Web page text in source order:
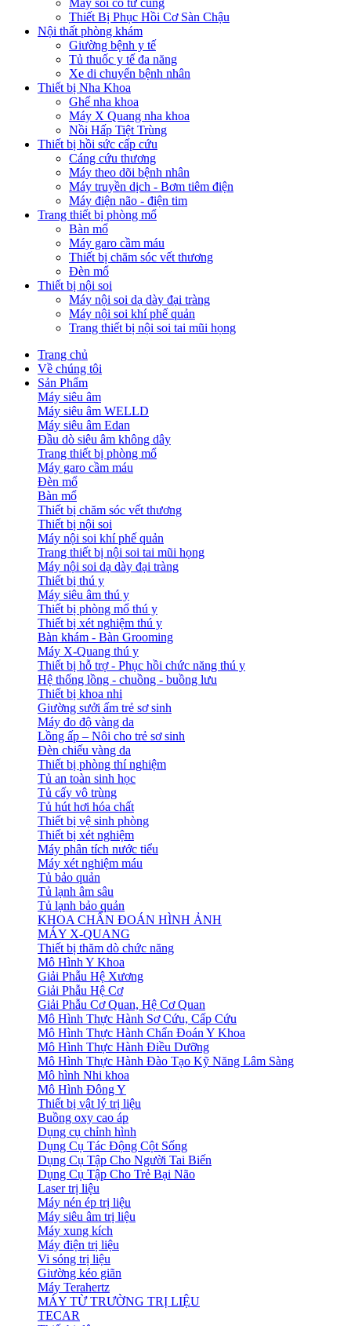
Thiết Bị Phục Hồi Cơ Sàn Chậu
Nội thất phòng khám
Giường bệnh y tế
Tủ thuốc y tế đa năng
Xe di chuyển bệnh nhân
Thiết bị Nha Khoa
Ghế nha khoa
Máy X Quang nha khoa
Nồi Hấp Tiệt Trùng
Thiết bị hồi sức cấp cứu
Cáng cứu thương
Máy theo dõi bệnh nhân
Máy truyền dịch - Bơm tiêm điện
Máy điện não - điện tim
Trang thiết bị phòng mổ
Bàn mổ
Máy garo cầm máu
Thiết bị chăm sóc vết thương
Đèn mổ
Thiết bị nội soi
Máy nội soi dạ dày đại tràng
Máy nội soi khí phế quản
Trang thiết bị nội soi tai mũi họng
Trang chủ
Về chúng tôi
Sản Phẩm
Máy siêu âm
Máy siêu âm WELLD
Máy siêu âm Edan
Đầu dò siêu âm không dây
Trang thiết bị phòng mổ
Máy garo cầm máu
Đèn mổ
Bàn mổ
Thiết bị chăm sóc vết thương
Thiết bị nội soi
Máy nội soi khí phế quản
Trang thiết bị nội soi tai mũi họng
Máy nội soi dạ dày đại tràng
Thiết bị thú y
Máy siêu âm thú y
Thiết bị phòng mổ thú y
Thiết bị xét nghiệm thú y
Bàn khám - Bàn Grooming
Máy X-Quang thú y
Thiết bị hỗ trợ - Phục hồi chức năng thú y
Hệ thống lồng - chuồng - buồng lưu
Thiết bị khoa nhi
Giường sưởi ấm trẻ sơ sinh
Máy đo độ vàng da
Lồng ấp – Nôi cho trẻ sơ sinh
Đèn chiếu vàng da
Thiết bị phòng thí nghiệm
Tủ an toàn sinh học
Tủ cấy vô trùng
Tủ hút hơi hóa chất
Thiết bị vệ sinh phòng
Thiết bị xét nghiệm
Máy phân tích nước tiểu
Máy xét nghiệm máu
Tủ bảo quản
Tủ lạnh âm sâu
Tủ lạnh bảo quản
KHOA CHẨN ĐOÁN HÌNH ẢNH
MÁY X-QUANG
Thiết bị thăm dò chức năng
Mô Hình Y Khoa
Giải Phẫu Hệ Xương
Giải Phẫu Hệ Cơ
Giải Phẫu Cơ Quan, Hệ Cơ Quan
Mô Hình Thực Hành Sơ Cứu, Cấp Cứu
Mô Hình Thực Hành Chẩn Đoán Y Khoa
Mô Hình Thực Hành Điều Dưỡng
Mô Hình Thực Hành Đào Tạo Kỹ Năng Lâm Sàng
Mô hình Nhi khoa
Mô Hình Đông Y
Thiết bị vật lý trị liệu
Buồng oxy cao áp
Dụng cụ chỉnh hình
Dụng Cụ Tác Động Cột Sống
Dụng Cụ Tập Cho Người Tai Biến
Dụng Cụ Tập Cho Trẻ Bại Não
Laser trị liệu
Máy nén ép trị liệu
Máy siêu âm trị liệu
Máy xung kích
Máy điện trị liệu
Vi sóng trị liệu
Giường kéo giãn
Máy Terahertz
MÁY TỪ TRƯỜNG TRỊ LIỆU
TECAR